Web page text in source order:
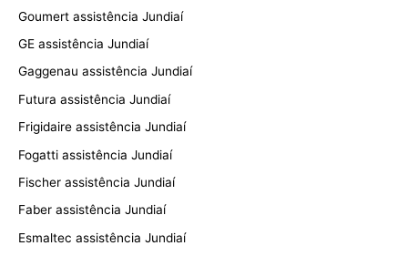
Goumert assistência Jundiaí
GE assistência Jundiaí
Gaggenau assistência Jundiaí
Futura assistência Jundiaí
Frigidaire assistência Jundiaí
Fogatti assistência Jundiaí
Fischer assistência Jundiaí
Faber assistência Jundiaí
Esmaltec assistência Jundiaí